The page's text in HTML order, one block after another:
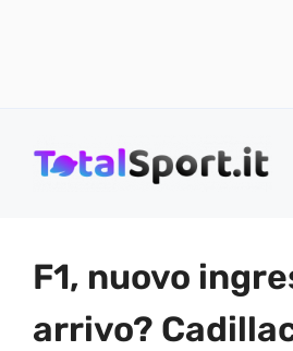
F1, nuovo
arrivo?